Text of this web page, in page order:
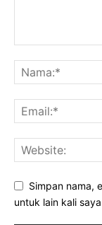
Simpan nama,
untuk lain kali